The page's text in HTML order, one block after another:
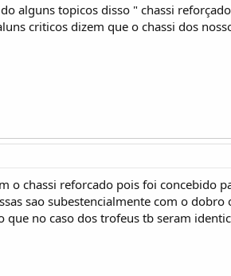
alguns topicos disso " chassi
criticos dizem que o chassi dos
o chassi reforcado pois foi concebido
sao subestencialmente com o
que no caso dos trofeus tb seram